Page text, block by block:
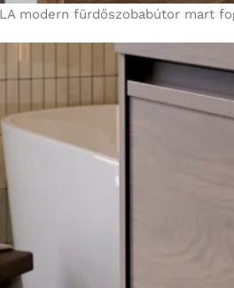
modern fürdőszobabútor mart